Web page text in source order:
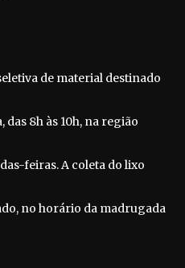
de material destinado
das 8h às 10h, na região
feiras. A coleta do lixo
no horário da madrugada